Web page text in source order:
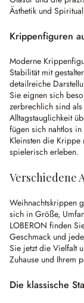
Ästhetik und
Krippenfiguren
Moderne
Stabilität mit
detailreiche
Sie eignen sich
zerbrechlich sind
Alltagstauglichkeit
fügen sich nahtlos
Kleinsten die Krippe
spielerisch erleben.
Verschiedene
Weihnachtskrippen
sich in Größe,
LOBERON finden
Geschmack und
Sie jetzt die Vielfalt
Zuhause und Ihrem
Die klassische